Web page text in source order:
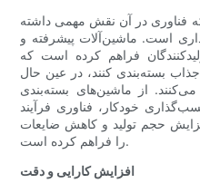
فناوری در آن نقش مهمی داشته
است. ماشین‌آلات پیشرفته و
فراهم کرده است که
بسته‌بندی کنند، در عین حال
از ماشین‌های بسته‌بندی
خودکار، فناوری فرآیند
حجم تولید و کاهش ضایعات
را فراهم کرده است.
افزایش کارایی و دقت